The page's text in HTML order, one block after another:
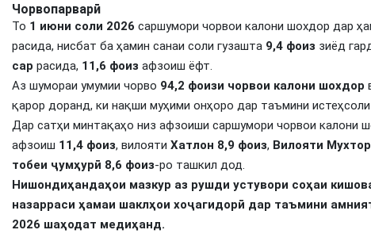
Чорвопарварӣ
То 1 июни соли 2026 саршумори чорвои калони шохдор дар
расида, нисбат ба ҳамин санаи соли гузашта 9,4 фоиз зиёд
сар расида, 11,6 фоиз афзоиш ёфт.
Аз шумораи умумии чорво 94,2 фоизи чорвои калони шохдор
қарор доранд, ки нақши муҳими онҳоро дар таъмини
Дар сатҳи минтақаҳо низ афзоиши саршумори чорвои калони
афзоиш 11,4 фоиз, вилояти Хатлон 8,9 фоиз, Вилояти
тобеи ҷумҳурӣ 8,6 фоиз-ро ташкил дод.
Нишондиҳандаҳои мазкур аз рушди устувори соҳаи
назарраси ҳамаи шаклҳои хоҷагидорӣ дар таъмини
2026 шаҳодат медиҳанд.